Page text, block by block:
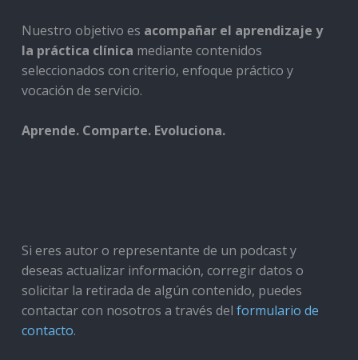
Nuestro objetivo es acompañar el aprendizaje y
la práctica clínica mediante contenidos
seleccionados con criterio, enfoque práctico y
vocación de servicio.
Aprende. Comparte. Evoluciona.
Si eres autor o representante de un podcast y
deseas actualizar información, corregir datos o
solicitar la retirada de algún contenido, puedes
contactar con nosotros a través del formulario de
contacto.